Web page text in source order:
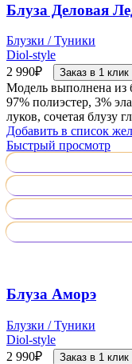
Блуза Деловая
Блузки / Туники
Diol-style
2 990₽ Заказ в 1 клик
Модель выполнена из
97% полиэстер, 3%
луков, сочетая блузу
Добавить в список
Быстрый просмотр
Блуза Аморэ
Блузки / Туники
Diol-style
2 990₽ Заказ в 1 клик